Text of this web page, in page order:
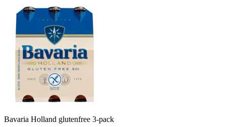
Bavaria Holland glutenfree 3-pack